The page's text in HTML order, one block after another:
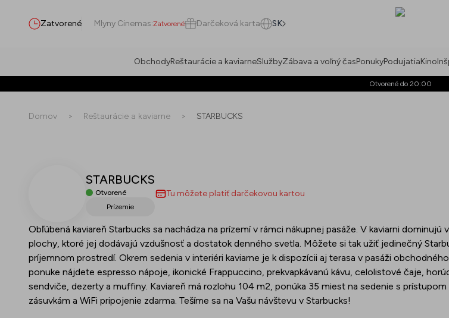
Prevádzky ( 0) Ponuky (0)
Prevádzky
Ponuky
Podujatia
Zatvorené Mlyny Cinemas:Zatvorené Darčeková karta SK
ObchodyReštaurácie a kaviarneSlužbyZábava a voľný časPonukyPodujatiaKino
Otvorené do 20:00
Domov > Reštaurácie a kaviarne > STARBUCKS
STARBUCKS
Otvorené
Prízemie
Tu môžete platiť darčekovou kartou
Obľúbená kaviareň Starbucks sa nachádza na prízemí v rámci nákupnej pasáže. V kaviarni dominujú
plochy, ktoré jej dodávajú vzdušnosť a dostatok denného svetla. Môžete si tak užiť jedinečný
príjemnom prostredí. Okrem sedenia v interiéri kaviarne je k dispozícii aj terasa v pasáži
ponuke nájdete espresso nápoje, ikonické Frappuccino, prekvapkávanú kávu, celolistové čaje,
sendviče, dezerty a muffiny. Kaviareň má rozlohu 104 m2, ponúka 35 miest na sedenie s prístupom
zásuvkám a WiFi pripojenie zdarma. Tešíme sa na Vašu návštevu v Starbucks!